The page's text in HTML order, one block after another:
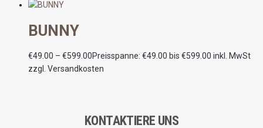
BUNNY
€49.00 – €599.00Preisspanne: €49.00 bis €599.00 inkl. MwSt
zzgl. Versandkosten
KONTAKTIERE UNS